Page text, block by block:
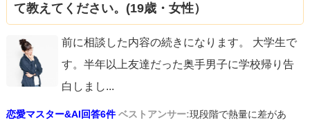
て教えてください。(19歳・女性）
前に相談した内容の続きになります。 大学生で
す。半年以上友達だった奥手男子に学校帰り告
白しまし...
恋愛マスター&AI回答6件 ベストアンサー:現段階で熱量に差があ